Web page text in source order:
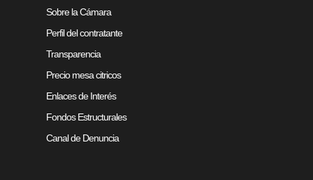
Sobre la Cámara
Perfil del contratante
Transparencia
Precio mesa citricos
Enlaces de Interés
Fondos Estructurales
Canal de Denuncia